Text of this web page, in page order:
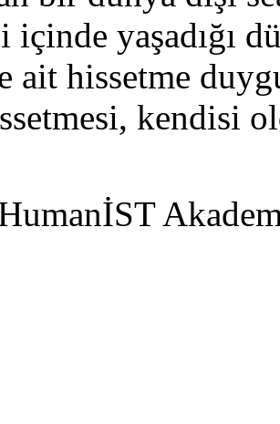
içinde yaşadığı
ait hissetme
kendisi